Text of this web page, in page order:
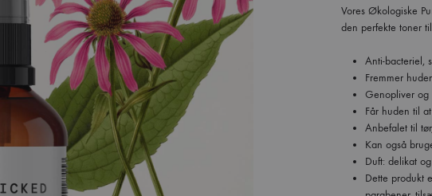
Vores Økologiske
den perfekte toner
Anti-bacteriel,
Fremmer
Genopliver og
Får huden til
Anbefalet til
Kan også
Duft: delikat
Dette produkt